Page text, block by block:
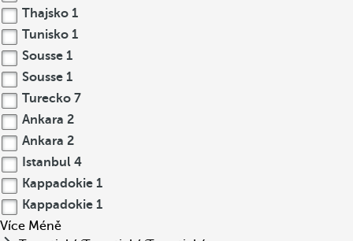
Thajsko 1
Tunisko 1
Sousse 1
Sousse 1
Turecko 7
Ankara 2
Ankara 2
Istanbul 4
Kappadokie 1
Kappadokie 1
Více Méně